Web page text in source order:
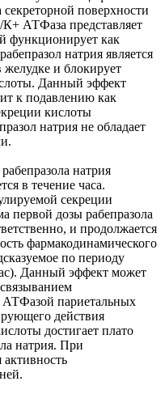
поверхности
АТФаза представляет
функционирует как
натрия является
и блокирует
Данный эффект
к подавлению как
кислоты
натрия не обладает
натрия
в течение часа.
секреции
первой дозы рабепразола
и продолжается
фармакодинамического
по периоду
Данный эффект может
АТФазой париетальных
действия
достигает плато
натрия. При